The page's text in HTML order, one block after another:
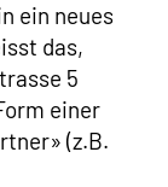
ein neues
das,
5
einer
(z.B.